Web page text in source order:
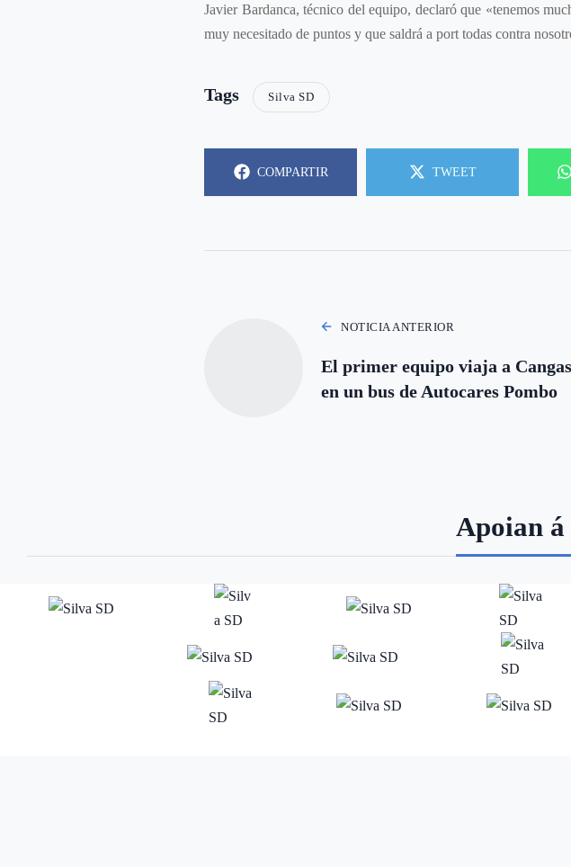
Javier Bardanca, técnico del equipo, declaró que «tenemos
muy necesitado de puntos y que saldrá a port todas contra
Tags Silva SD
COMPARTIR TWEET
NOTICIA ANTERIOR
El primer equipo viaja a Cangas
en un bus de Autocares Pombo
Apoian